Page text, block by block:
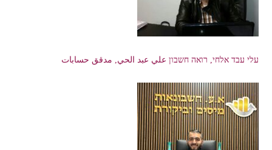
עלי עבד אלחי, רואה חשבון علي عبد الحي, مدقق حسابات